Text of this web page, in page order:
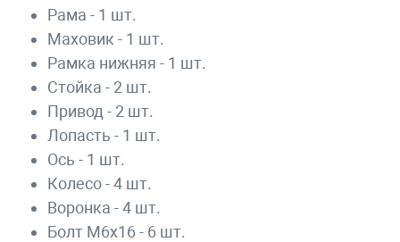
Рама - 1 шт.
Маховик - 1 шт.
Рамка нижняя - 1 шт.
Стойка - 2 шт.
Привод - 2 шт.
Лопасть - 1 шт.
Ось - 1 шт.
Колесо - 4 шт.
Воронка - 4 шт.
Болт М6х16 - 6 шт.